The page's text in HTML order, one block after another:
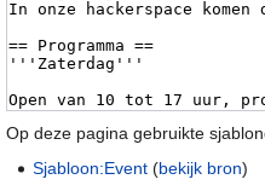
Op deze pagina gebruikte
Sjabloon:Event (bekijk bron)